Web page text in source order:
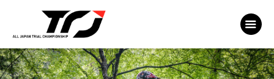
MFJ 全日本トライアル選手権
EVENT
TRJ ランキング